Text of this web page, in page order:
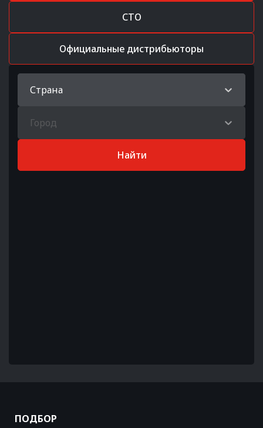
СТО
Официальные дистрибьюторы
Страна
Город
Найти
ПОДБОР